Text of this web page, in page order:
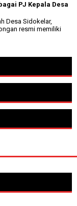
PJ Kepala Desa
Desa Sidokelar,
resmi memiliki